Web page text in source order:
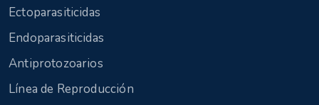
Ectoparasiticidas
Endoparasiticidas
Antiprotozoarios
Línea de Reproducción